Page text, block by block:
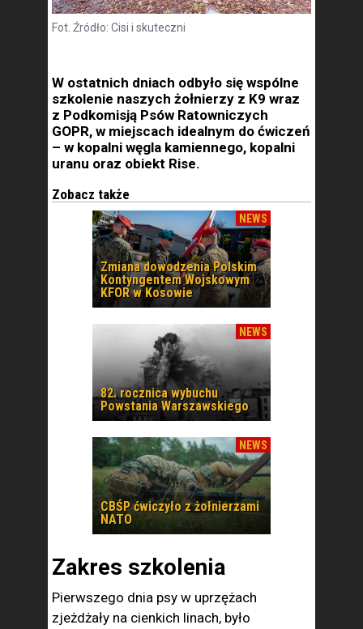
Fot. Źródło: Cisi i skuteczni
W ostatnich dniach odbyło się wspólne
szkolenie naszych żołnierzy z K9 wraz
z Podkomisją Psów Ratowniczych
GOPR, w miejscach idealnym do ćwiczeń
– w kopalni węgla kamiennego, kopalni
uranu oraz obiekt Rise.
Zobacz także
NEWS
Zmiana dowodzenia Polskim
Kontyngentem Wojskowym
KFOR w Kosowie
NEWS
82. rocznica wybuchu
Powstania Warszawskiego
NEWS
CBŚP ćwiczyło z żołnierzami
NATO
Zakres szkolenia
Pierwszego dnia psy w uprzężach
zjeżdżały na cienkich linach, było